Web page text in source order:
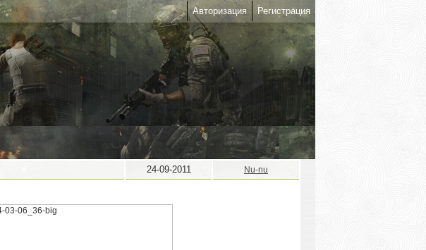
Авторизация Регистрация
24-09-2011
Nu-nu